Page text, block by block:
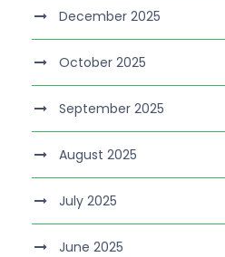
December 2025
October 2025
September 2025
August 2025
July 2025
June 2025